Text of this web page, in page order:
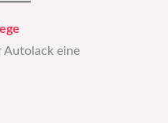
Autolack eine